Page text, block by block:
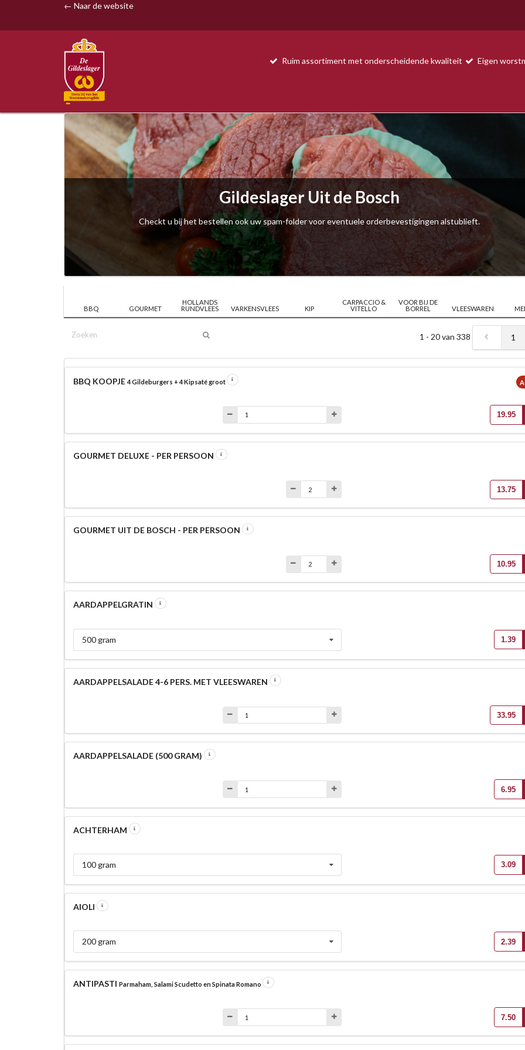
← Naar de website
Ruim assortiment met onderscheidende kwaliteit Eigen
Gildeslager Uit de Bosch
Checkt u bij het bestellen ook uw spam-folder voor eventuele orderbevestigingen alstublieft.
BBQ GOURMET
HOLLANDS
RUNDVLEES
VARKENSVLEES KIP
CARPACCIO &
VITELLO
VOOR BIJ DE
BORREL
VLEESWAREN
1 - 20 van 338 1
BBQ KOOPJE4 Gildeburgers + 4 Kipsaté groot
19.95
GOURMET DELUXE - PER PERSOON
13.75
GOURMET UIT DE BOSCH - PER PERSOON
10.95
AARDAPPELGRATIN
500 gram 1.39
AARDAPPELSALADE 4-6 PERS. MET VLEESWAREN
33.95
AARDAPPELSALADE (500 GRAM)
6.95
ACHTERHAM
100 gram 3.09
AIOLI
200 gram 2.39
ANTIPASTI Parmaham, Salami Scudetto en Spinata Romano
7.50